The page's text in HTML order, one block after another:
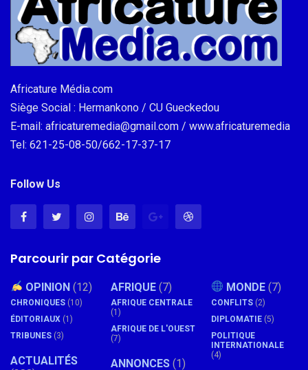
Africature Média.com
Siège Social : Hermankono / CU Gueckedou
E-mail: africaturemedia@gmail.com / www.africaturemedia
Tel: 621-25-08-50/662-17-37-17
Follow Us
Parcourir par Catégorie
OPINION (12)
CHRONIQUES (10)
ÉDITORIAUX (1)
TRIBUNES (3)
ACTUALITÉS
AFRIQUE (7)
AFRIQUE CENTRALE
(1)
AFRIQUE DE L'OUEST
(7)
ANNONCES (1)
MONDE (7)
CONFLITS (2)
DIPLOMATIE (5)
POLITIQUE
INTERNATIONALE
(4)